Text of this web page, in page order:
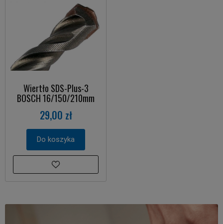
Wiertło SDS-Plus-3
BOSCH 16/150/210mm
29,00 zł
Do koszyka